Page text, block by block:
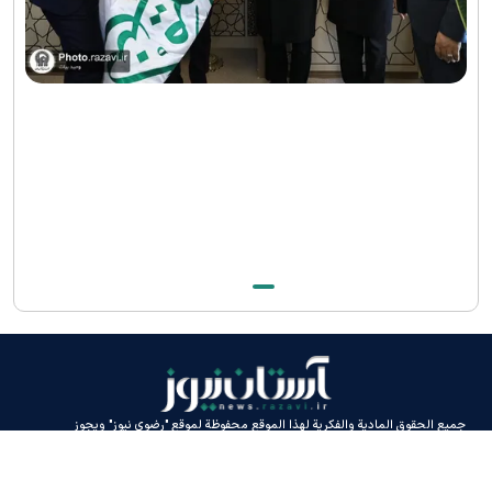
جميع الحقوق المادية والفكرية لهذا الموقع محفوظة لموقع "رضوي نيوز" ويجوز